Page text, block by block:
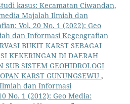
kasus: Kecamatan Ciwandan,
Majalah Ilmiah dan
Vol. 20 No. 1 (2022): Geo
dan Informasi Kegeografian
BUKIT KARST SEBAGAI
KEKERINGAN DI DAERAH
SUB SISTEM GEOHIDROLOGI
KARST GUNUNGSEWU ,
dan Informasi
No. 1 (2012): Geo Media: